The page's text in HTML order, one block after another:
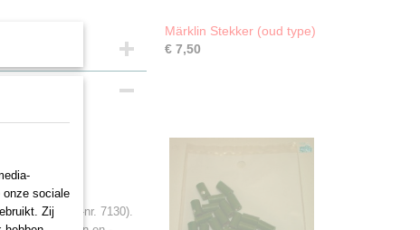
(set art.-nr. 7130).
Märklin Stekker (oud type)
€ 7,50
onze sociale
Zij